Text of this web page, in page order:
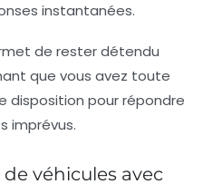
instantanées.
de rester détendu
que vous avez toute
disposition pour répondre
imprévus.
véhicules avec